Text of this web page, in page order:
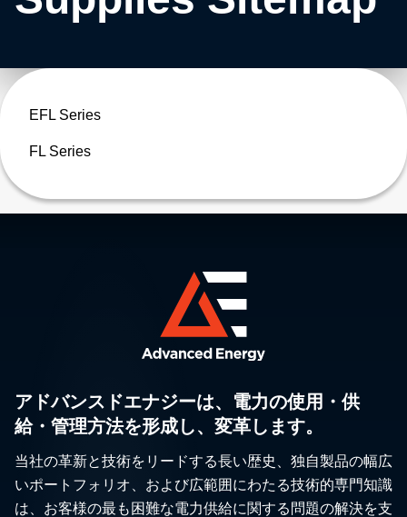
EFL Series
FL Series
アドバンスドエナジーは、電力の使用・供
給・管理方法を形成し、変革します。
当社の革新と技術をリードする長い歴史、独自製品の幅広
いポートフォリオ、および広範囲にわたる技術的専門知識
は、お客様の最も困難な電力供給に関する問題の解決を支